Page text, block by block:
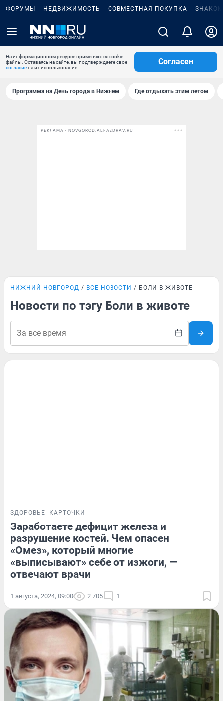
ФОРУМЫ НЕДВИЖИМОСТЬ СОВМЕСТНАЯ ПОКУПКА
На информационном ресурсе применяются cookie-
файлы. Оставаясь на сайте, вы подтверждаете свое
согласиена их использование.
Согласен
Программа на День города в Нижнем Где отдыхать этим летом
РЕКЛАМА • NOVGOROD.ALFAZDRAV.RU
НИЖНИЙ НОВГОРОД ВСЕ НОВОСТИ БОЛИ В ЖИВОТЕ
Новости по тэгу Боли в животе
ЗДОРОВЬЕ КАРТОЧКИ
Заработаете дефицит железа и
разрушение костей. Чем опасен
«Омез», который многие
«выписывают» себе от изжоги, —
отвечают врачи
1 августа, 2024, 09:00 2 705 1